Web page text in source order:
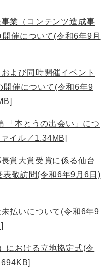
業（コンテンツ造成事
催について(令和6年9月
よび同時開催イベント
催について(令和6年9
「本とうの出会い」につ
イル／1.34MB]
賞大賞受賞に係る仙台
敬訪問(令和6年9月6日)
払いについて(令和6年9
における立地協定式(令